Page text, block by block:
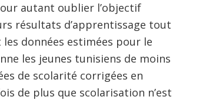
autant oublier l’objectif
résultats d’apprentissage tout
données estimées pour le
les jeunes tunisiens de moins
de scolarité corrigées en
de plus que scolarisation n’est